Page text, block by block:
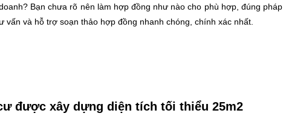
Bạn chưa rõ nên làm hợp đồng như nào cho phù hợp, đúng pháp
vấn và hỗ trợ soạn thảo hợp đồng nhanh chóng, chính xác nhất.
được xây dựng diện tích tối thiểu 25m2